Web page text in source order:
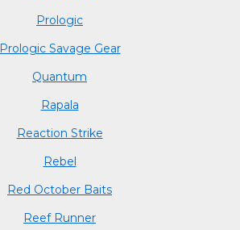
Prologic
Prologic Savage Gear
Quantum
Rapala
Reaction Strike
Rebel
Red October Baits
Reef Runner